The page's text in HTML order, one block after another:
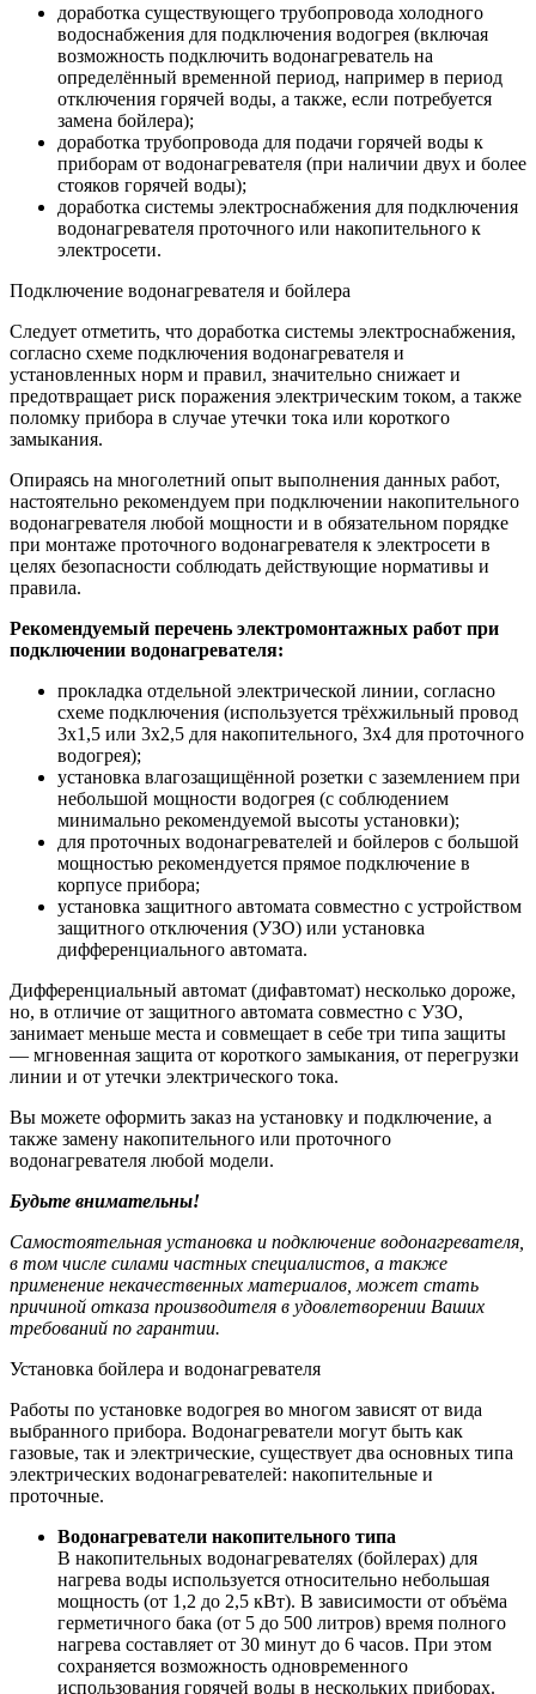
доработка существующего трубопровода холодного
водоснабжения для подключения водогрея (включая
возможность подключить водонагреватель на
определённый временной период, например в период
отключения горячей воды, а также, если потребуется
замена бойлера);
доработка трубопровода для подачи горячей воды к
приборам от водонагревателя (при наличии двух и более
стояков горячей воды);
доработка системы электроснабжения для подключения
водонагревателя проточного или накопительного к
электросети.
Подключение водонагревателя и бойлера
Следует отметить, что доработка системы электроснабжения,
согласно схеме подключения водонагревателя и
установленных норм и правил, значительно снижает и
предотвращает риск поражения электрическим током, а также
поломку прибора в случае утечки тока или короткого
замыкания.
Опираясь на многолетний опыт выполнения данных работ,
настоятельно рекомендуем при подключении накопительного
водонагревателя любой мощности и в обязательном порядке
при монтаже проточного водонагревателя к электросети в
целях безопасности соблюдать действующие нормативы и
правила.
Рекомендуемый перечень электромонтажных работ при
подключении водонагревателя:
прокладка отдельной электрической линии, согласно
схеме подключения (используется трёхжильный провод
3х1,5 или 3х2,5 для накопительного, 3х4 для проточного
водогрея);
установка влагозащищённой розетки с заземлением при
небольшой мощности водогрея (с соблюдением
минимально рекомендуемой высоты установки);
для проточных водонагревателей и бойлеров с большой
мощностью рекомендуется прямое подключение в
корпусе прибора;
установка защитного автомата совместно с устройством
защитного отключения (УЗО) или установка
дифференциального автомата.
Дифференциальный автомат (дифавтомат) несколько дороже,
но, в отличие от защитного автомата совместно с УЗО,
занимает меньше места и совмещает в себе три типа защиты
— мгновенная защита от короткого замыкания, от перегрузки
линии и от утечки электрического тока.
Вы можете оформить заказ на установку и подключение, а
также замену накопительного или проточного
водонагревателя любой модели.
Будьте внимательны!
Самостоятельная установка и подключение водонагревателя,
в том числе силами частных специалистов, а также
применение некачественных материалов, может стать
причиной отказа производителя в удовлетворении Ваших
требований по гарантии.
Установка бойлера и водонагревателя
Работы по установке водогрея во многом зависят от вида
выбранного прибора. Водонагреватели могут быть как
газовые, так и электрические, существует два основных типа
электрических водонагревателей: накопительные и
проточные.
Водонагреватели накопительного типа
В накопительных водонагревателях (бойлерах) для
нагрева воды используется относительно небольшая
мощность (от 1,2 до 2,5 кВт). В зависимости от объёма
герметичного бака (от 5 до 500 литров) время полного
нагрева составляет от 30 минут до 6 часов. При этом
сохраняется возможность одновременного
использования горячей воды в нескольких приборах.